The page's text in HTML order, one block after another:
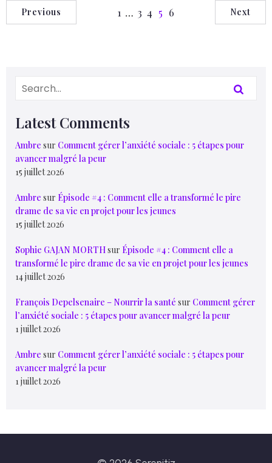
Previous 1 … 3 4 5 6 Next
Latest Comments
Ambre sur Comment gérer l’anxiété sociale : 5 étapes pour
avancer malgré la peur
15 juillet 2026
Ambre sur Épisode #4 : Comment elle a transformé le pire
drame de sa vie en projet pour les jeunes
15 juillet 2026
Sophie GAJAN MORTHsur Épisode #4 : Comment elle a
transformé le pire drame de sa vie en projet pour les jeunes
14 juillet 2026
François Depelsenaire – Nourrir la santé sur Comment gérer
l’anxiété sociale : 5 étapes pour avancer malgré la peur
1 juillet 2026
Ambre sur Comment gérer l’anxiété sociale : 5 étapes pour
avancer malgré la peur
1 juillet 2026